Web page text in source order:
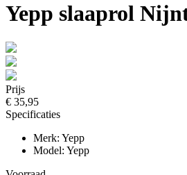
Yepp slaaprol
Prijs
€ 35,95
Specificaties
Merk: Yepp
Model: Yepp